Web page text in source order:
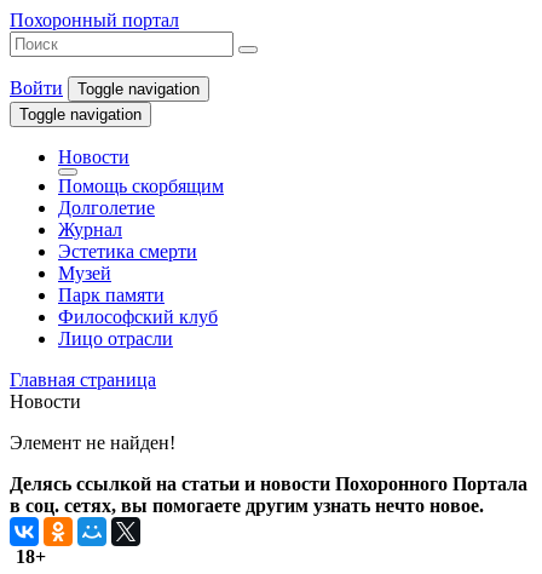
Похоронный портал
Войти
Toggle navigation
Toggle navigation
Новости
Помощь скорбящим
Долголетие
Журнал
Эстетика смерти
Музей
Парк памяти
Философский клуб
Лицо отрасли
Главная страница
Новости
Элемент не найден!
Делясь ссылкой на статьи и новости Похоронного Портала
в соц. сетях, вы помогаете другим узнать нечто новое.
18+